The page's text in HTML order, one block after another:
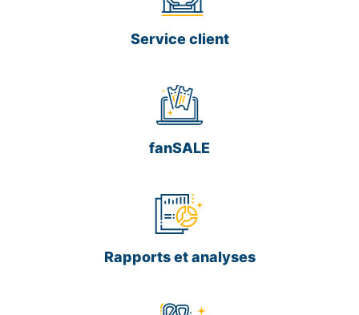
Service client
fanSALE
Rapports et analyses